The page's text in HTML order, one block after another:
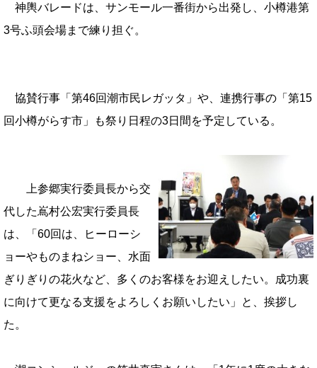
神輿バレードは、サンモール一番街から出発し、小樽港第
3号ふ頭会場まで練り担ぐ。
協賛行事「第46回潮市民レガッタ」や、連携行事の「第15
回小樽がらす市」も祭り日程の3日間を予定している。
上参郷実行委員長から交
代した嶌村公宏実行委員長
は、「60回は、ヒーローシ
ョーやものまねショー、水面
ぎりぎりの花火など、多くのお客様をお迎えしたい。成功裏
に向けて更なる支援をよろしくお願いしたい」と、挨拶し
た。